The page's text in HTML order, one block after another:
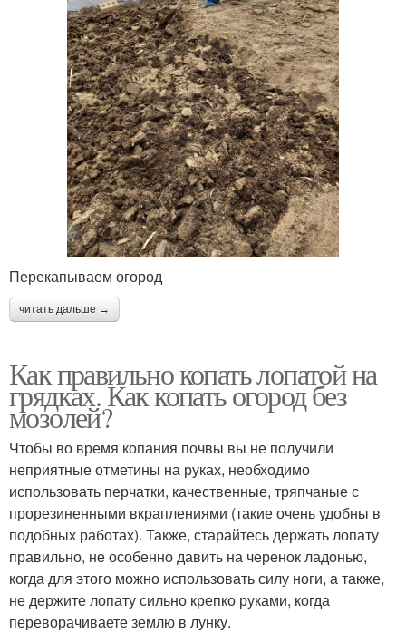
Перекапываем огород
читать дальше →
Как правильно копать лопатой на
грядках. Как копать огород без
мозолей?
Чтобы во время копания почвы вы не получили
неприятные отметины на руках, необходимо
использовать перчатки, качественные, тряпчаные с
прорезиненными вкраплениями (такие очень удобны в
подобных работах). Также, старайтесь держать лопату
правильно, не особенно давить на черенок ладонью,
когда для этого можно использовать силу ноги, а также,
не держите лопату сильно крепко руками, когда
переворачиваете землю в лунку.